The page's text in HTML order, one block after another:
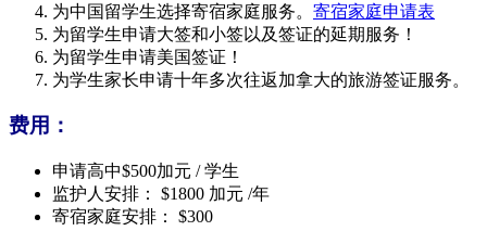
为中国留学生选择寄宿家庭服务。 寄宿家庭申请表
为留学生申请大签和小签以及签证的延期服务！
为留学生申请美国签证！
为学生家长申请十年多次往返加拿大的旅游签证服务。
费用：
申请高中$500加元 / 学生
监护人安排： $1800 加元 /年
寄宿家庭安排： $300